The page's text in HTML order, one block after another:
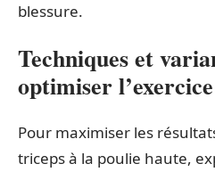
blessure.
Techniques et
optimiser l’exercice
Pour maximiser les
triceps à la poulie haute,